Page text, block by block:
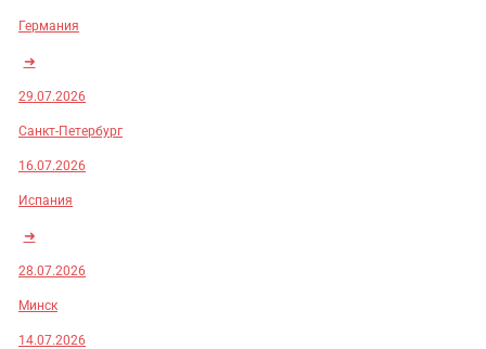
Германия
➜
29.07.2026
Санкт-Петербург
16.07.2026
Испания
➜
28.07.2026
Минск
14.07.2026